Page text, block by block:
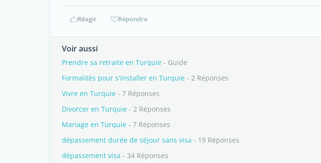
Réagir Répondre
Voir aussi
Prendre sa retraite en Turquie - Guide
Formalités pour s'installer en Turquie - 2 Réponses
Vivre en Turquie - 7 Réponses
Divorcer en Turquie - 2 Réponses
Mariage en Turquie - 7 Réponses
dépassement durée de séjour sans visa - 19 Réponses
dépassement visa - 34 Réponses